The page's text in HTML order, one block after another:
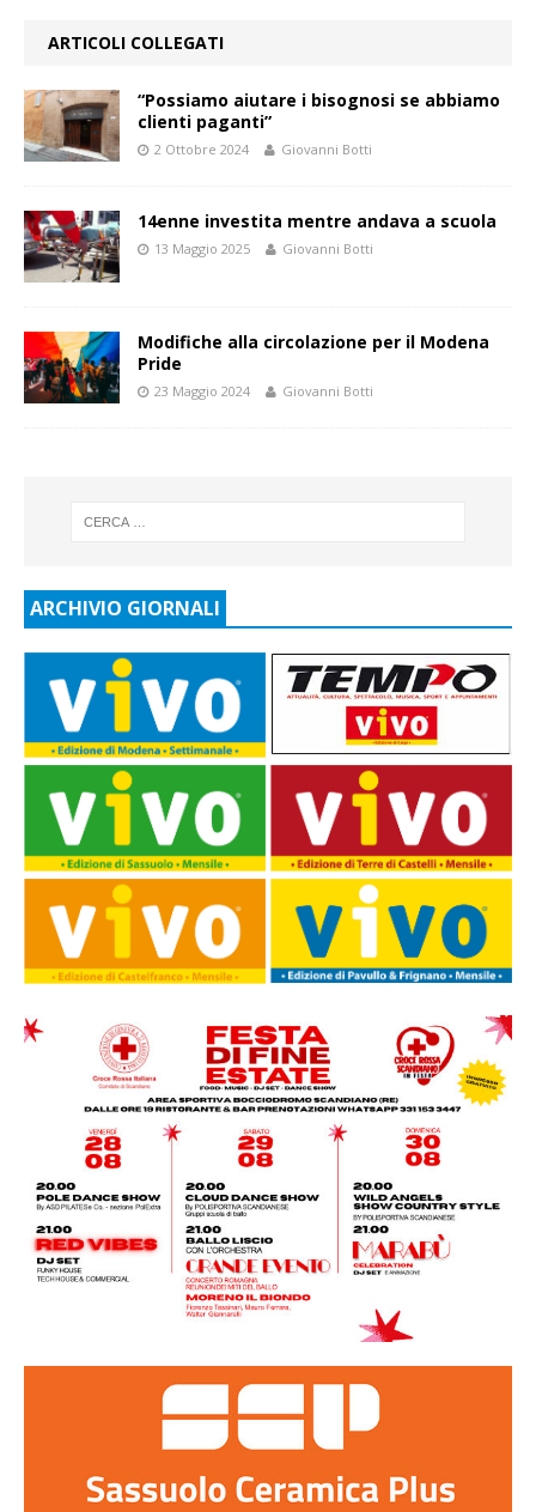
ARTICOLI COLLEGATI
“Possiamo aiutare i bisognosi se abbiamo
clienti paganti”
2 Ottobre 2024 Giovanni Botti
14enne investita mentre andava a scuola
13 Maggio 2025 Giovanni Botti
Modifiche alla circolazione per il Modena
Pride
23 Maggio 2024 Giovanni Botti
ARCHIVIO GIORNALI